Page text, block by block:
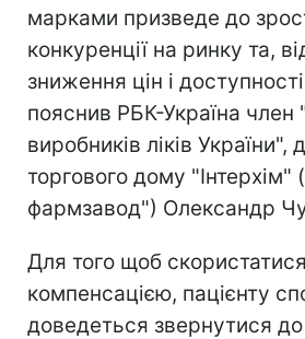
марками призведе до
конкуренції на ринку та,
зниження цін і доступності
пояснив РБК-Україна член
виробників ліків України",
торгового дому
фармзавод") Олександр
Для того щоб скористатися
компенсацією, пацієнту
доведеться звернутися до